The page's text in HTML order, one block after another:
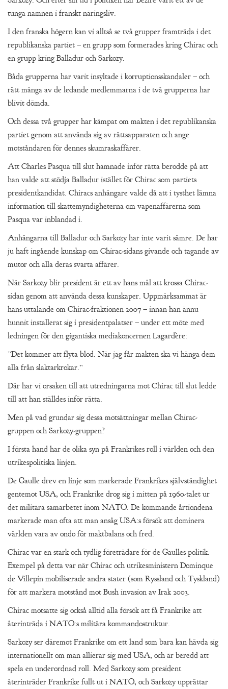
tunga namnen i franskt näringsliv.
I den franska högern kan vi alltså se två grupper framträda i det
republikanska partiet – en grupp som formerades kring Chirac och
en grupp kring Balladur och Sarkozy.
Båda grupperna har varit insyltade i korruptionsskandaler – och
rätt många av de ledande medlemmarna i de två grupperna har
blivit dömda.
Och dessa två grupper har kämpat om makten i det republikanska
partiet genom att använda sig av rättsapparaten och ange
motståndaren för dennes skumraskaffärer.
Att Charles Pasqua till slut hamnade inför rätta berodde på att
han valde att stödja Balladur istället för Chirac som partiets
presidentkandidat. Chiracs anhängare valde då att i tysthet lämna
information till skattemyndigheterna om vapenaffärerna som
Pasqua var inblandad i.
Anhängarna till Balladur och Sarkozy har inte varit sämre. De har
ju haft ingående kunskap om Chirac-sidans givande och tagande av
mutor och alla deras svarta affärer.
När Sarkozy blir president är ett av hans mål att krossa Chirac-
sidan genom att använda dessa kunskaper. Uppmärksammat är
hans uttalande om Chirac-fraktionen 2007 – innan han ännu
hunnit installerat sig i presidentpalatser – under ett möte med
ledningen för den gigantiska mediakoncernen Lagardère:
”Det kommer att flyta blod. När jag får makten ska vi hänga dem
alla från slaktarkrokar.”
Där har vi orsaken till att utredningarna mot Chirac till slut ledde
till att han ställdes inför rätta.
Men på vad grundar sig dessa motsättningar mellan Chirac-
gruppen och Sarkozy-gruppen?
I första hand har de olika syn på Frankrikes roll i världen och den
utrikespolitiska linjen.
De Gaulle drev en linje som markerade Frankrikes självständighet
gentemot USA, och Frankrike drog sig i mitten på 1960-talet ur
det militära samarbetet inom NATO. De kommande årtiondena
markerade man ofta att man ansåg USA:s försök att dominera
världen vara av ondo för maktbalans och fred.
Chirac var en stark och tydlig företrädare för de Gaulles politik.
Exempel på detta var när Chirac och utrikesministern Dominque
de Villepin mobiliserade andra stater (som Ryssland och Tyskland)
för att markera motstånd mot Bush invasion av Irak 2003.
Chirac motsatte sig också alltid alla försök att få Frankrike att
återinträda i NATO:s militära kommandostruktur.
Sarkozy ser däremot Frankrike om ett land som bara kan hävda sig
internationellt om man allierar sig med USA, och är beredd att
spela en underordnad roll. Med Sarkozy som president
återinträder Frankrike fullt ut i NATO, och Sarkozy upprättar